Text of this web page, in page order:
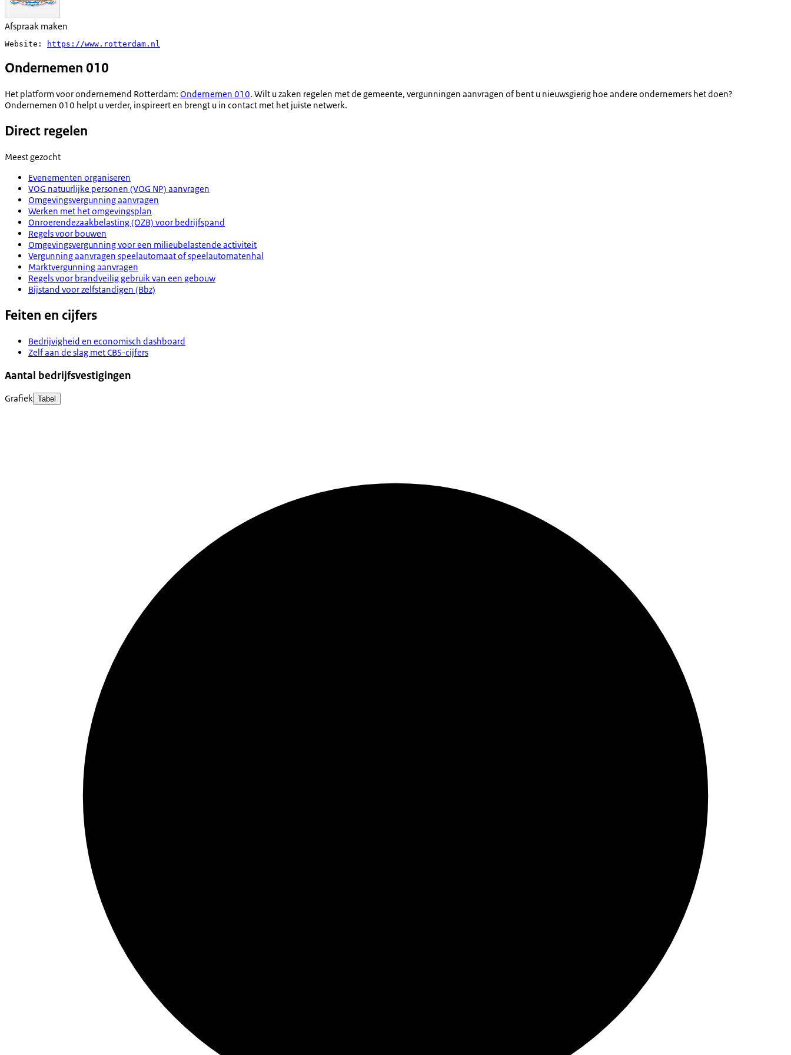
Afspraak maken
Website: https://www.rotterdam.nl
Ondernemen 010
Het platform voor ondernemend Rotterdam: Ondernemen 010. Wilt u zaken regelen met de gemeente, vergunningen aanvragen of bent u nieuwsgierig hoe andere ondernemers het doen?
Ondernemen 010 helpt u verder, inspireert en brengt u in contact met het juiste netwerk.
Direct regelen
Meest gezocht
Evenementen organiseren
VOG natuurlijke personen (VOG NP) aanvragen
Omgevingsvergunning aanvragen
Werken met het omgevingsplan
Onroerendezaakbelasting (OZB) voor bedrijfspand
Regels voor bouwen
Omgevingsvergunning voor een milieubelastende activiteit
Vergunning aanvragen speelautomaat of speelautomatenhal
Marktvergunning aanvragen
Regels voor brandveilig gebruik van een gebouw
Bijstand voor zelfstandigen (Bbz)
Feiten en cijfers
Bedrijvigheid en economisch dashboard
Zelf aan de slag met CBS-cijfers
Aantal bedrijfsvestigingen
Grafiek Tabel